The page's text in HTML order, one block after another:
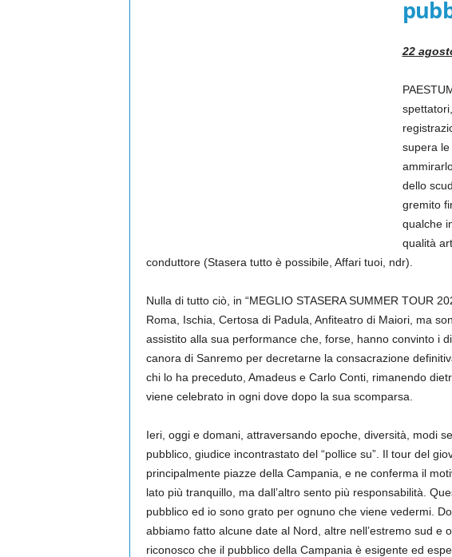
22
supera
dello
gremito
qualche
qualità
conduttore (Stasera tutto è possibile, Affari tuoi, ndr).
Nulla di tutto ciò, in “MEGLIO STASERA SUMMER TOUR
Roma, Ischia, Certosa di Padula, Anfiteatro di Maiori, ma
assistito alla sua performance che, forse, hanno convinto i
canora di Sanremo per decretarne la consacrazione
chi lo ha preceduto, Amadeus e Carlo Conti, rimanendo
viene celebrato in ogni dove dopo la sua scomparsa.
Ieri, oggi e domani, attraversando epoche, diversità, modi
pubblico, giudice incontrastato del “pollice su”. Il tour del
principalmente piazze della Campania, e ne conferma il
lato più tranquillo, ma dall’altro sento più responsabilità.
pubblico ed io sono grato per ognuno che viene vedermi.
abbiamo fatto alcune date al Nord, altre nell’estremo sud e
riconosco che il pubblico della Campania è esigente ed